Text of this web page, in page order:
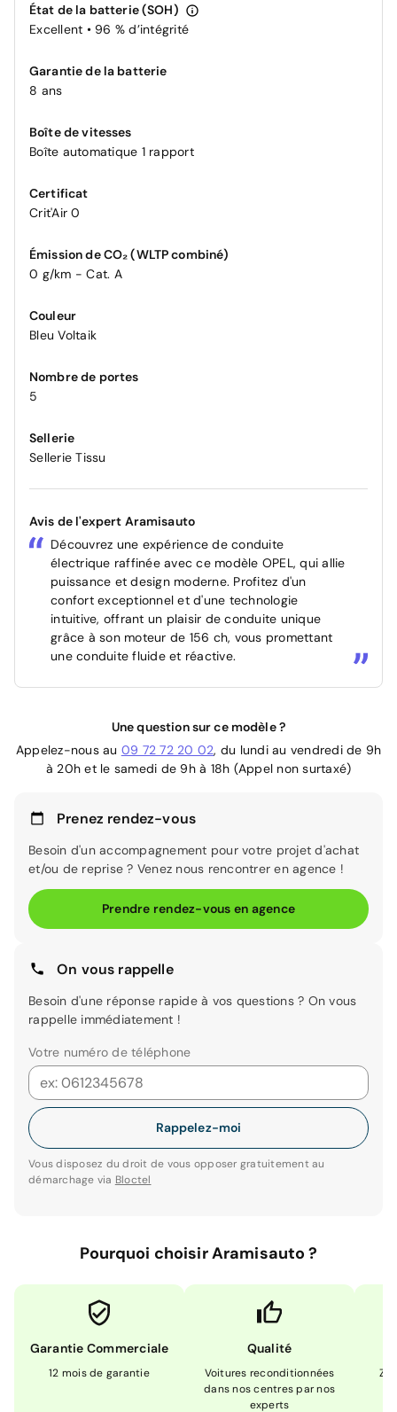
État de la batterie (SOH)
Excellent • 96 % d’intégrité
Garantie de la batterie
8 ans
Boîte de vitesses
Boîte automatique 1 rapport
Certificat
Crit'Air 0
Émission de CO₂ (WLTP combiné)
0 g/km - Cat. A
Couleur
Bleu Voltaik
Nombre de portes
5
Sellerie
Sellerie Tissu
Avis de l'expert Aramisauto
Découvrez une expérience de conduite
électrique raffinée avec ce modèle OPEL, qui allie
puissance et design moderne. Profitez d'un
confort exceptionnel et d'une technologie
intuitive, offrant un plaisir de conduite unique
grâce à son moteur de 156 ch, vous promettant
une conduite fluide et réactive.
Une question sur ce modèle ?
Appelez-nous au 09 72 72 20 02, du lundi au vendredi de 9h
à 20h et le samedi de 9h à 18h (Appel non surtaxé)
Prenez rendez-vous
Besoin d'un accompagnement pour votre projet d'achat
et/ou de reprise ? Venez nous rencontrer en agence !
Prendre rendez-vous en agence
On vous rappelle
Besoin d'une réponse rapide à vos questions ? On vous
rappelle immédiatement !
Votre numéro de téléphone
Rappelez-moi
Vous disposez du droit de vous opposer gratuitement au
démarchage via Bloctel
Pourquoi choisir Aramisauto ?
Garantie Commerciale
12 mois de garantie
Qualité
Voitures reconditionnées
dans nos centres par nos
experts